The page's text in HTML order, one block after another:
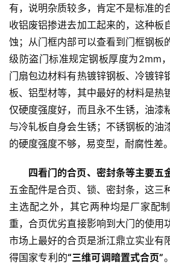
有，说明杂质较多，肯定不是标准的
收铝废铝掺进去加工起来的，这种板
蚀；从门框内部可以查看到门框钢板
级防盗门标准规定钢板厚度为2mm
门扇包边材料有热镀锌钢板、冷镀锌
板、铝型材等，其中最好的材料是热
仅硬度强度好，而且永不生锈，油漆
与冷轧板自身会生锈；不锈钢板的油
的硬度强度不够，易变型，耐腐性差。
四看门的合页、密封条等主要五
五金配件是合页、锁、密封条，这三
主选配之外，其它两种均是厂家配
重，合页优劣直接影响到大门的使用
市场上最好的合页是浙江鼎立实业有
得国家专利的“三维可调暗置式合页”